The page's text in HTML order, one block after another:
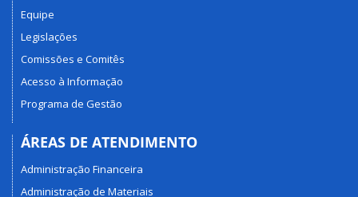
Equipe
Legislações
Comissões e Comitês
Acesso à Informação
Programa de Gestão
ÁREAS DE ATENDIMENTO
Administração Financeira
Administração de Materiais